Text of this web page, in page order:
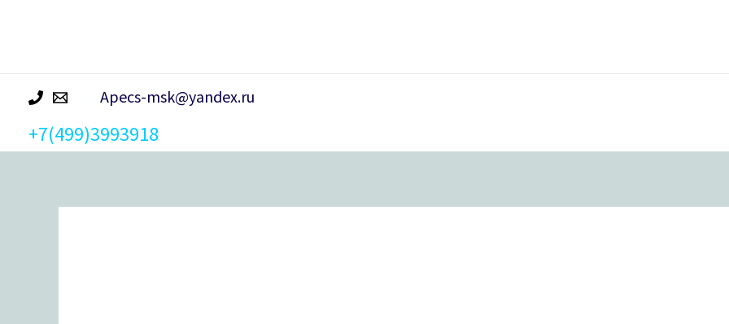
Apecs-msk@yandex.ru
+7(499)3993918